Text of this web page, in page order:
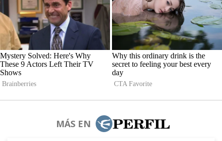
MÁS EN